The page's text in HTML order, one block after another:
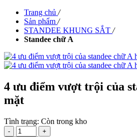
Trang chủ /
Sản phẩm /
STANDEE KHUNG SẮT /
Standee chữ A
4 ưu điểm vượt trội của
mặt
Tình trạng: Còn trong kho
-
+